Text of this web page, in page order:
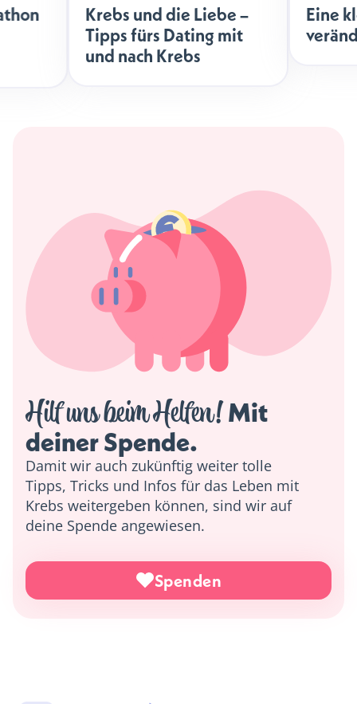
Krebs und die Liebe –
Tipps fürs Dating mit
und nach Krebs
Eine
Hilf uns beim Helfen! Mit
deiner Spende.
Damit wir auch zukünftig weiter tolle
Tipps, Tricks und Infos für das Leben mit
Krebs weitergeben können, sind wir auf
deine Spende angewiesen.
Spenden